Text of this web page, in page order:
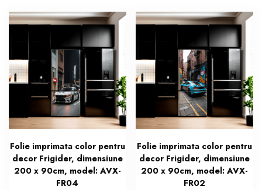
Folie imprimata color pentru
decor Frigider, dimensiune
200 x 90cm, model: AVX-
FR04
Folie imprimata color pentru
decor Frigider, dimensiune
200 x 90cm, model: AVX-
FR02